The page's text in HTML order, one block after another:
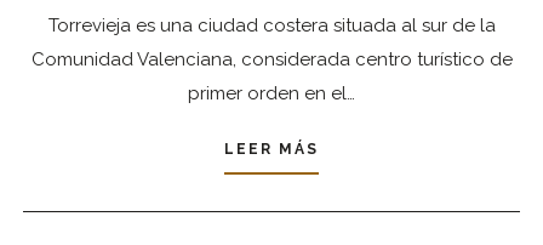
Torrevieja es una ciudad costera situada al sur de la
Comunidad Valenciana, considerada centro turístico de
primer orden en el…
LEER MÁS